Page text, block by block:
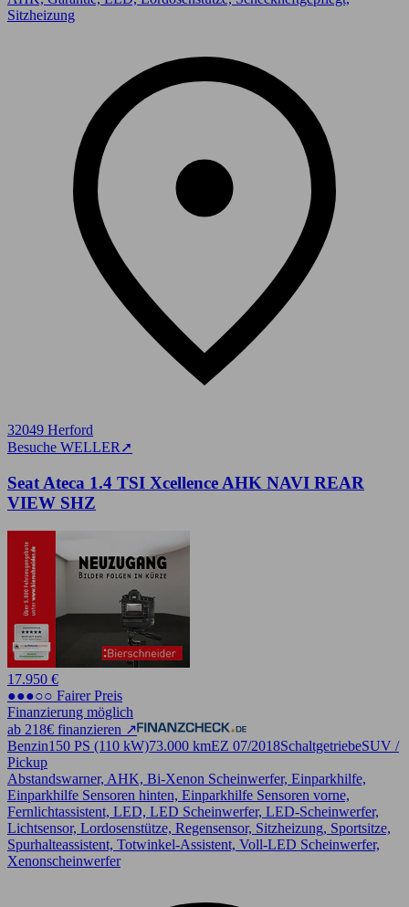
Sitzheizung
32049 Herford
Besuche WELLER➚
Seat Ateca 1.4 TSI Xcellence AHK NAVI REAR
VIEW SHZ
17.950 €
●●●○○ Fairer Preis
Finanzierung möglich
ab 218€ finanzieren ↗
Benzin150 PS (110 kW)73.000 kmEZ 07/2018SchaltgetriebeSUV /
Pickup
Abstandswarner, AHK, Bi-Xenon Scheinwerfer, Einparkhilfe,
Einparkhilfe Sensoren hinten, Einparkhilfe Sensoren vorne,
Fernlichtassistent, LED, LED Scheinwerfer, LED-Scheinwerfer,
Lichtsensor, Lordosenstütze, Regensensor, Sitzheizung, Sportsitze,
Spurhalteassistent, Totwinkel-Assistent, Voll-LED Scheinwerfer,
Xenonscheinwerfer